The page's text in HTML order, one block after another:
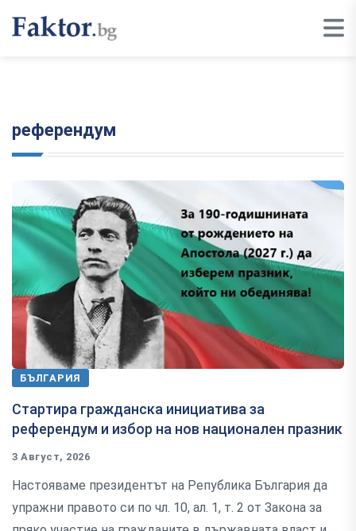
референдум
БЪЛГАРИЯ
Стартира гражданска инициатива за
референдум и избор на нов национален празник
3 Август, 2026
Настояваме президентът на Република България да
упражни правото си по чл. 10, ал. 1, т. 2 от Закона за